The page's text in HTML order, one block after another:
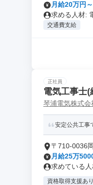
月給20万円
求める人材:
交通費支給
正社員
電気工事士(
琴浦電気株式会
安定公共工事
〒710-0036
月給25万
求めている
資格取得支援あり